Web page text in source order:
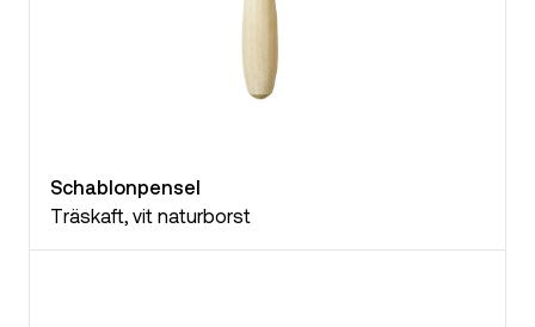
Schablonpensel
Träskaft, vit naturborst